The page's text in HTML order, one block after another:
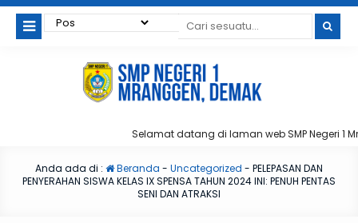
Selamat datang di laman web SMP Negeri 1
Anda ada di : Beranda - Uncategorized - PELEPASAN DAN
PENYERAHAN SISWA KELAS IX SPENSA TAHUN 2024 INI: PENUH PENTAS
SENI DAN ATRAKSI